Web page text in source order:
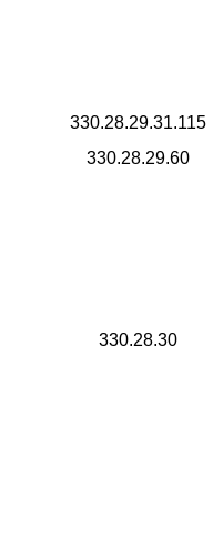
330.28.29.31.115
330.28.29.60
330.28.30